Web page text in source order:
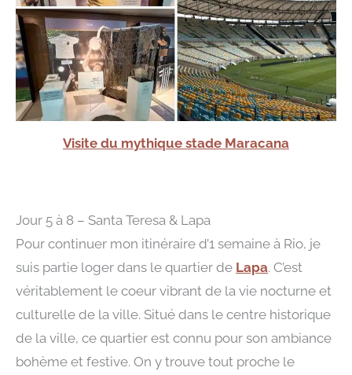
Visite du mythique stade Maracana
Jour 5 à 8 – Santa Teresa & Lapa
Pour continuer mon itinéraire d’1 semaine à Rio, je
suis partie loger dans le quartier de Lapa. C’est
véritablement le coeur vibrant de la vie nocturne et
culturelle de la ville. Situé dans le centre historique
de la ville, ce quartier est connu pour son ambiance
bohème et festive. On y trouve tout proche le